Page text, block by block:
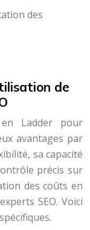
des
de
Ladder pour
avantages par
sa capacité
précis sur
des coûts en
SEO. Voici